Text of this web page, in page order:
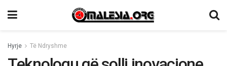
Hyrje Të Ndryshme